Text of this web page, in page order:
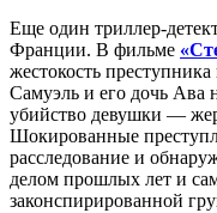
Еще один триллер-
Франции. В фильме
жестокость
Самуэль и его дочь Ава
убийство девушки —
Шокированные
расследование и
делом прошлых лет и
законспирированной